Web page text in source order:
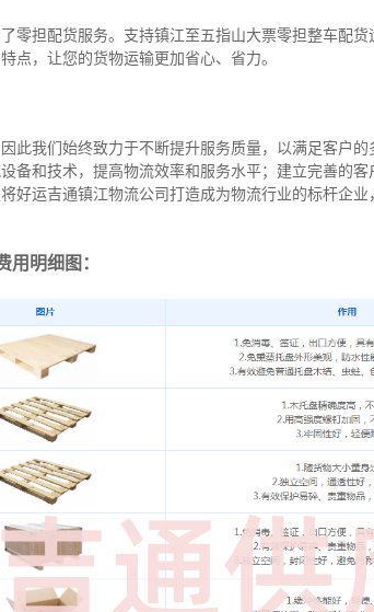
零担配货服务。支持镇江至五指山大票零担整车配
点，让您的货物运输更加省心、省力。
此我们始终致力于不断提升服务质量，以满足客户
备和技术，提高物流效率和服务水平；建立完善的
好运吉通镇江物流公司打造成为物流行业的标杆企
明细图：